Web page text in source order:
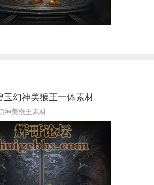
玉幻神美猴王一体素材
神美猴王素材